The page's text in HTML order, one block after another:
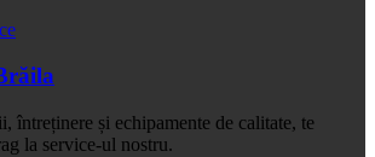
întreținere și echipamente de calitate, te
la service-ul nostru.